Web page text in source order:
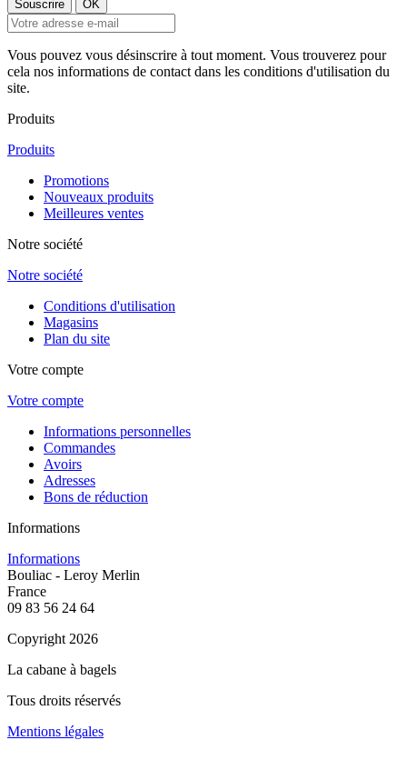
Vous pouvez vous désinscrire à tout moment. Vous trouverez pour
cela nos informations de contact dans les conditions d'utilisation du
site.
Produits
Produits
Promotions
Nouveaux produits
Meilleures ventes
Notre société
Notre société
Conditions d'utilisation
Magasins
Plan du site
Votre compte
Votre compte
Informations personnelles
Commandes
Avoirs
Adresses
Bons de réduction
Informations
Informations
Bouliac - Leroy Merlin
France
09 83 56 24 64
Copyright 2026
La cabane à bagels
Tous droits réservés
Mentions légales